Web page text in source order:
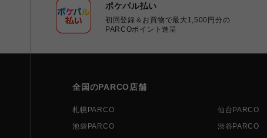
ポケパル払い
初回登録＆お買物で最大1,500円分の
PARCOポイント進呈
全国のPARCO店舗
札幌PARCO 仙台PARCO
池袋PARCO
渋谷PARCO